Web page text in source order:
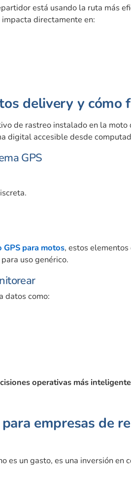
está usando la ruta más
directamente en:
delivery y cómo
de rastreo instalado en la moto
digital accesible desde
GPS
GPS para motos, estos
para uso genérico.
datos como:
operativas más
empresas de
es un gasto, es una inversión en